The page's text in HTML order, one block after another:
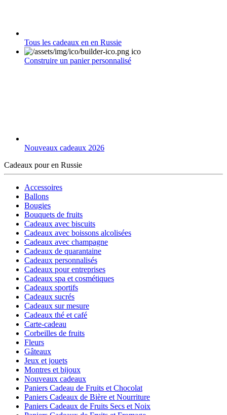
Tous les cadeaux en en Russie
Construire un panier personnalisé
Nouveaux cadeaux 2026
Cadeaux pour en Russie
Accessoires
Ballons
Bougies
Bouquets de fruits
Cadeaux avec biscuits
Cadeaux avec boissons alcolisées
Cadeaux avec champagne
Cadeaux de quarantaine
Cadeaux personnalisés
Cadeaux pour entreprises
Cadeaux spa et cosmétiques
Cadeaux sportifs
Cadeaux sucrés
Cadeaux sur mesure
Cadeaux thé et café
Carte-cadeau
Corbeilles de fruits
Fleurs
Gâteaux
Jeux et jouets
Montres et bijoux
Nouveaux cadeaux
Paniers Cadeau de Fruits et Chocolat
Paniers Cadeaux de Bière et Nourriture
Paniers Cadeaux de Fruits Secs et Noix